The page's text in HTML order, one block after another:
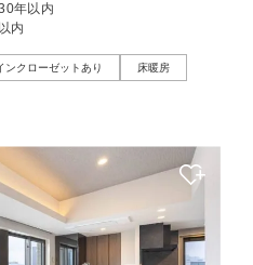
年以内
内
ンクローゼットあり 床暖房